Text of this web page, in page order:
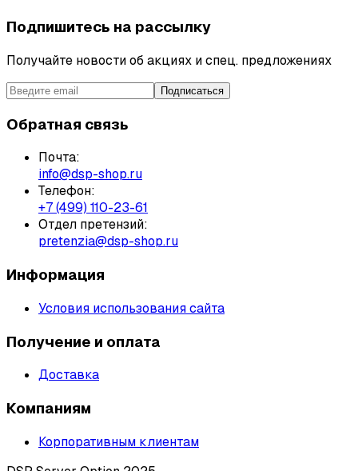
Подпишитесь на рассылку
Получайте новости об акциях и спец. предложениях
Подписаться
Обратная связь
Почта:
info@dsp-shop.ru
Телефон:
+7 (499) 110-23-61
Отдел претензий:
pretenzia@dsp-shop.ru
Информация
Условия использования сайта
Получение и оплата
Доставка
Компаниям
Корпоративным клиентам